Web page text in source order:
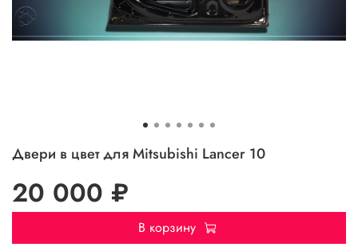
Двери в цвет для Mitsubishi Lancer 10
20 000 ₽
В корзину